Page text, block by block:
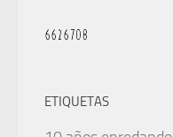
ETIQUETAS